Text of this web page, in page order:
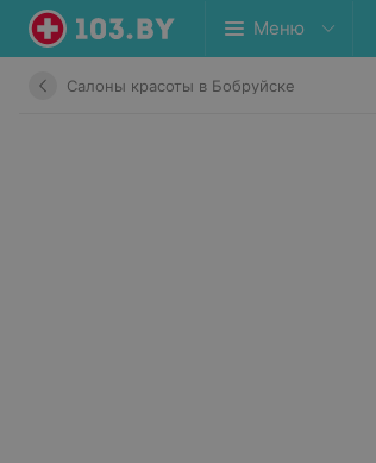
Меню
Салоны красоты в Бобруйске